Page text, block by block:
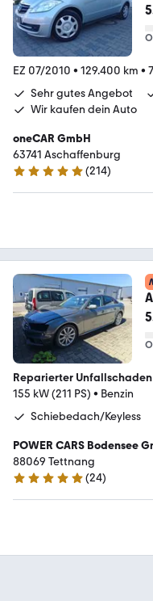
EZ 07/2010 • 129.400 km •
Sehr gutes Angebot
Wir kaufen dein Auto
oneCAR GmbH
63741 Aschaffenburg
4.8 Sterne
(214)
Reparierter Unfallschaden
155 kW (211 PS) • Benzin
Schiebedach/Keyless
POWER CARS Bodensee
88069 Tettnang
5 Sterne
(24)